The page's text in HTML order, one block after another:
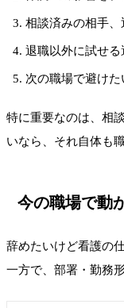
相談済みの相手、
退職以外に試せる
次の職場で避け
特に重要なのは、相
いなら、それ自体も
今の職場で動
辞めたいけど看護の
一方で、部署・勤務